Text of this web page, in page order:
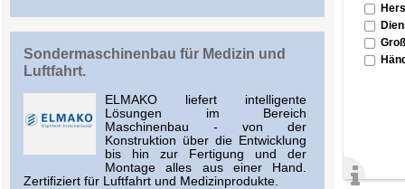
Sondermaschinenbau für Medizin und
Luftfahrt.
ELMAKO liefert intelligente
Lösungen im Bereich
Maschinenbau - von der
Konstruktion über die Entwicklung
bis hin zur Fertigung und der
Montage alles aus einer Hand.
Zertifiziert für Luftfahrt und Medizinprodukte.